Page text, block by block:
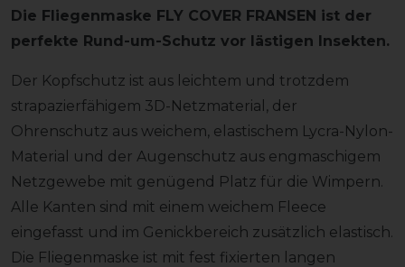
Die Fliegenmaske FLY COVER FRANSEN ist der
perfekte Rund-um-Schutz vor lästigen Insekten.
Der Kopfschutz ist aus leichtem und trotzdem
strapazierfähigem 3D-Netzmaterial, der
Ohrenschutz aus weichem, elastischem Lycra-Nylon-
Material und der Augenschutz aus engmaschigem
Netzgewebe mit genügend Platz für die Wimpern.
Alle Kanten sind mit einem weichem Fleece
eingefasst und im Genickbereich zusätzlich elastisch.
Die Fliegenmaske ist mit fest fixierten langen